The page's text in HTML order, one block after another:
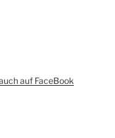
auf FaceBook